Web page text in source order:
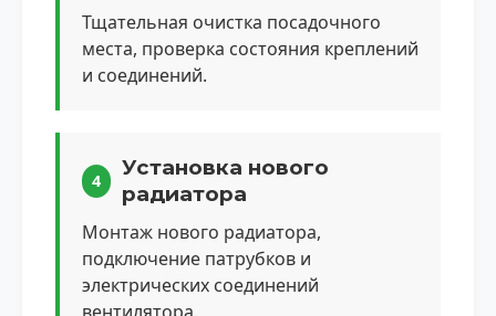
Тщательная очистка посадочного
места, проверка состояния креплений
и соединений.
4
Установка нового
радиатора
Монтаж нового радиатора,
подключение патрубков и
электрических соединений